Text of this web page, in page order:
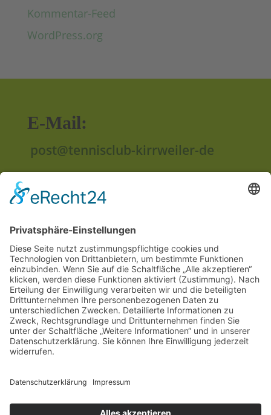
Kommentar-Feed
WordPress.org
E-Mail:
post@tennisclub-kirrweiler-de
Im Unterried
67489 Kirrweiler
Rechtliches
Impressum